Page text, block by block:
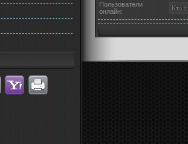
Пользователи
онлайн: